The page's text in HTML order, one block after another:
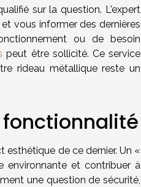
sur la question. L'expert
vous informer des dernières
ou de besoin
peut être sollicité. Ce service
rideau métallique reste un
de ce dernier. Un «
environnante et contribuer à
une question de sécurité,